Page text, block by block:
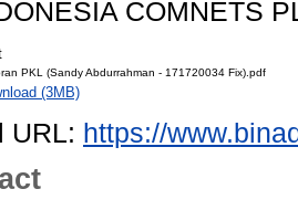
COMNETS
PKL (Sandy Abdurrahman - 171720034 Fix).pdf
(3MB)
URL: https://